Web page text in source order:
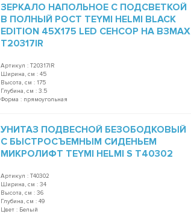
ЗЕРКАЛО НАПОЛЬНОЕ С ПОДСВЕТКОЙ
В ПОЛНЫЙ РОСТ TEYMI HELMI BLACK
EDITION 45Х175 LED СЕНСОР НА ВЗМАХ
T20317IR
Артикул : T20317IR
Ширина, см : 45
Высота, см : 175
Глубина, см : 3.5
Форма : прямоугольная
УНИТАЗ ПОДВЕСНОЙ БЕЗОБОДКОВЫЙ
С БЫСТРОСЪЕМНЫМ СИДЕНЬЕМ
МИКРОЛИФТ TEYMI HELMI S T40302
Артикул : T40302
Ширина, см : 34
Высота, см : 36
Глубина, см : 49
Цвет : Белый